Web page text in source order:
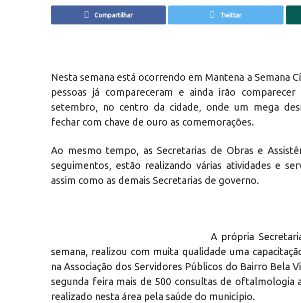
Compartilhar Twittar
Nesta semana está ocorrendo em Mantena a Semana
pessoas já compareceram e ainda irão
setembro, no centro da cidade, onde um mega
fechar com chave de ouro as comemorações.
Ao mesmo tempo, as Secretarias de Obras e
seguimentos, estão realizando várias atividades e
assim como as demais Secretarias de governo.
A própria
semana, realizou com muita qualidade uma
na Associação dos Servidores Públicos do Bairro Bela
segunda feira mais de 500 consultas de oftalmologia
realizado nesta área pela saúde do município.